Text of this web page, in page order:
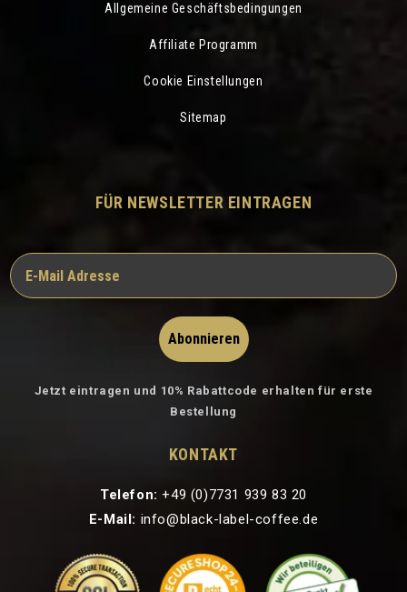
Allgemeine Geschäftsbedingungen
Affiliate Programm
Cookie Einstellungen
Sitemap
FÜR NEWSLETTER EINTRAGEN
Abonnieren
Jetzt eintragen und 10% Rabattcode erhalten für erste
Bestellung
KONTAKT
Telefon: +49 (0)7731 939 83 20
E-Mail: info@black-label-coffee.de